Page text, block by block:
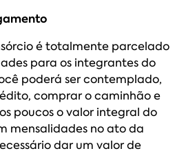
é totalmente parcelado
para os integrantes do
poderá ser contemplado,
comprar o caminhão e
poucos o valor integral do
mensalidades no ato da
dar um valor de